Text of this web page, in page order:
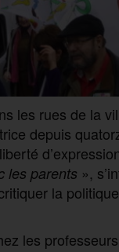
les rues de la
depuis
les parents »,
la
les